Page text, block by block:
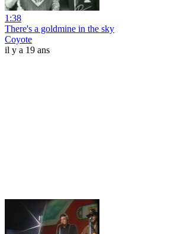
1:38
There's a goldmine in the sky
Coyote
il y a 19 ans